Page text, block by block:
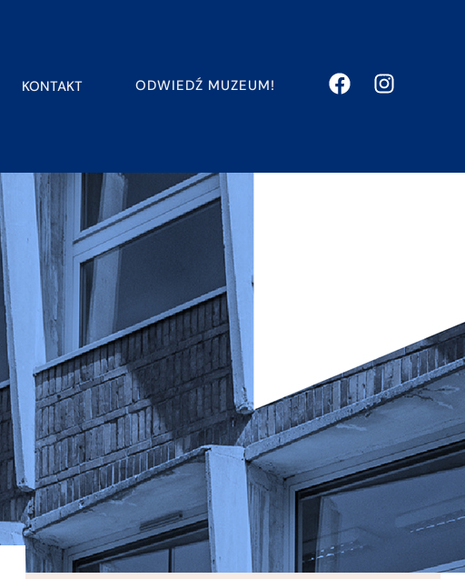
KONTAKT ODWIEDŹ MUZEUM!